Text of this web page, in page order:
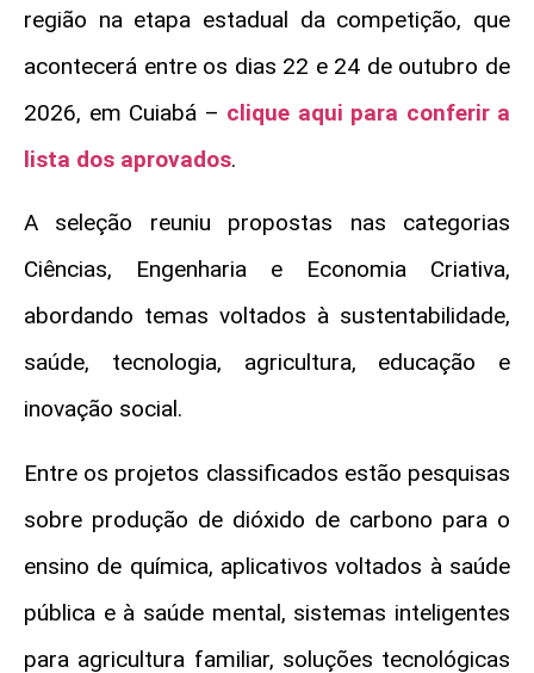
região na etapa estadual da competição, que
acontecerá entre os dias 22 e 24 de outubro de
2026, em Cuiabá – clique aqui para conferir a
lista dos aprovados.
A seleção reuniu propostas nas categorias
Ciências, Engenharia e Economia Criativa,
abordando temas voltados à sustentabilidade,
saúde, tecnologia, agricultura, educação e
inovação social.
Entre os projetos classificados estão pesquisas
sobre produção de dióxido de carbono para o
ensino de química, aplicativos voltados à saúde
pública e à saúde mental, sistemas inteligentes
para agricultura familiar, soluções tecnológicas